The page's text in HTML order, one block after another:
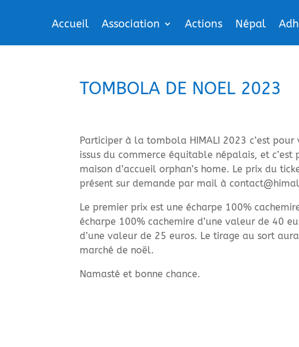
Accueil Association Actions Népal
TOMBOLA DE NOEL 2023
Participer à la tombola HIMALI 2023 c’est
issus du commerce équitable népalais, et
maison d’accueil orphan’s home. Le prix du
présent sur demande par mail à
Le premier prix est une écharpe 100%
écharpe 100% cachemire d’une valeur de 40
d’une valeur de 25 euros. Le tirage au sort
marché de noël.
Namasté et bonne chance.